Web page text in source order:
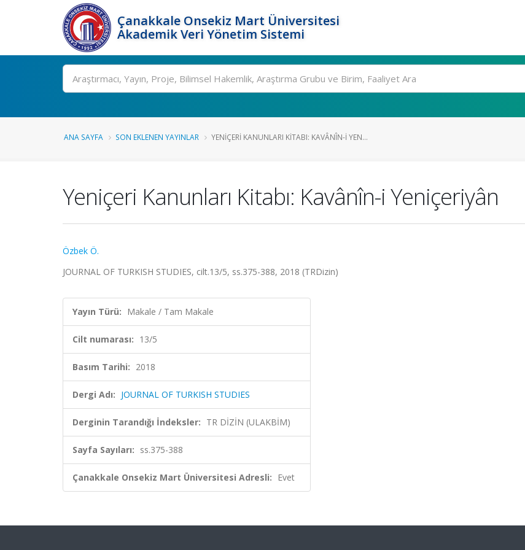
Çanakkale Onsekiz Mart Üniversitesi
Akademik Veri Yönetim Sistemi
Ara
ANA SAYFA SON EKLENEN YAYINLAR YENIÇERI KANUNLARI KITABI: KAVÂNÎN-I YEN...
Yeniçeri Kanunları Kitabı: Kavânîn-i Yeniçeriyân
Özbek Ö.
JOURNAL OF TURKISH STUDIES, cilt.13/5, ss.375-388, 2018 (TRDizin)
Yayın Türü: Makale / Tam Makale
Cilt numarası: 13/5
Basım Tarihi: 2018
Dergi Adı: JOURNAL OF TURKISH STUDIES
Derginin Tarandığı İndeksler: TR DİZİN (ULAKBİM)
Sayfa Sayıları: ss.375-388
Çanakkale Onsekiz Mart Üniversitesi Adresli: Evet